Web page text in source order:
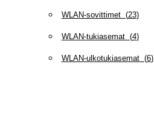
WLAN-sovittimet(23)
WLAN-tukiasemat(4)
WLAN-ulkotukiasemat(6)